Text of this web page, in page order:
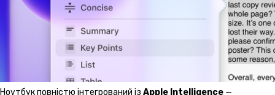
Ноутбук повністю інтегрований із Apple Intelligence —